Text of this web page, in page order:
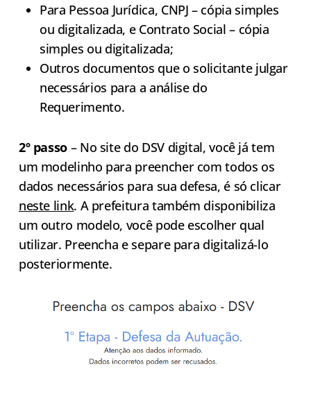
Para Pessoa Jurídica, CNPJ – cópia simples
ou digitalizada, e Contrato Social – cópia
simples ou digitalizada;
Outros documentos que o solicitante julgar
necessários para a análise do
Requerimento.
2º passo – No site do DSV digital, você já tem
um modelinho para preencher com todos os
dados necessários para sua defesa, é só clicar
neste link. A prefeitura também disponibiliza
um outro modelo, você pode escolher qual
utilizar. Preencha e separe para digitalizá-lo
posteriormente.